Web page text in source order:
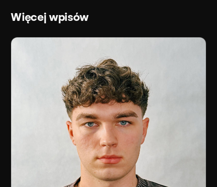
Więcej wpisów